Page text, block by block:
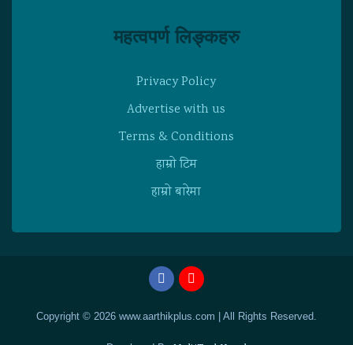
महत्वपर्ण लिङ्कहरु
Privacy Policy
Advertise with us
Terms & Conditions
हाम्राे टिम
हाम्राे बारेमा
Copyright © 2026 www.aarthikplus.com | All Rights Reserved.